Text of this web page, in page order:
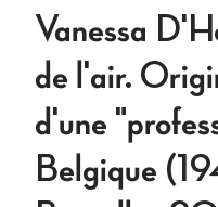
Vanessa
de l'air.
d'une
Belgique